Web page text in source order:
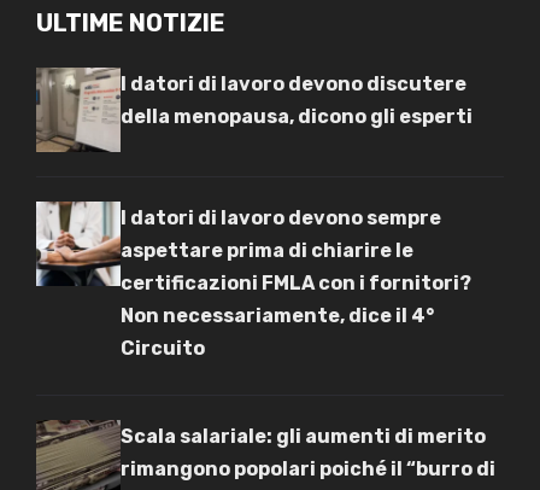
ULTIME NOTIZIE
I datori di lavoro devono discutere
della menopausa, dicono gli esperti
I datori di lavoro devono sempre
aspettare prima di chiarire le
certificazioni FMLA con i fornitori?
Non necessariamente, dice il 4°
Circuito
Scala salariale: gli aumenti di merito
rimangono popolari poiché il “burro di